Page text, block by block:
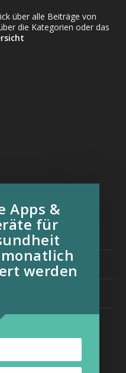
über alle Beiträge von
die Kategorien oder das
e.V.
Kranke
Apps &
für
werden